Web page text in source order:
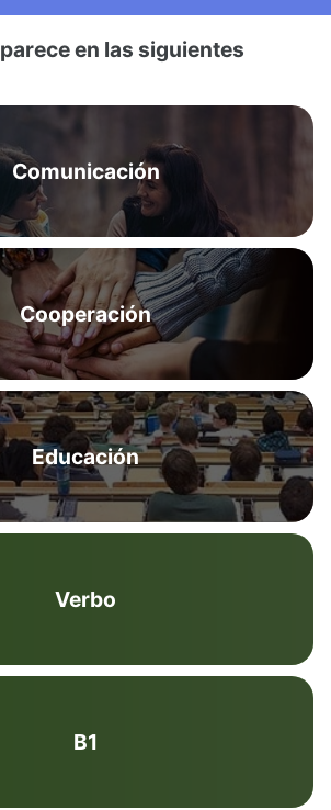
en las siguientes
Comunicación
Cooperación
Educación
Verbo
B1